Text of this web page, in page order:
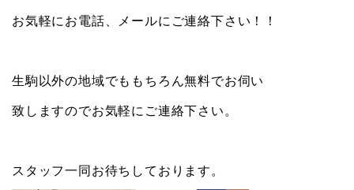
お気軽にお電話、メールにご連絡下さい！！
生駒以外の地域でももちろん無料でお伺い
致しますのでお気軽にご連絡下さい。
スタッフ一同お待ちしております。